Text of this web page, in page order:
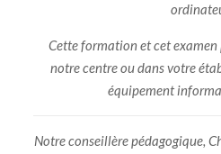
Cette formation et cet examen
notre centre ou dans votre
équipement
Notre conseillère pédagogique,